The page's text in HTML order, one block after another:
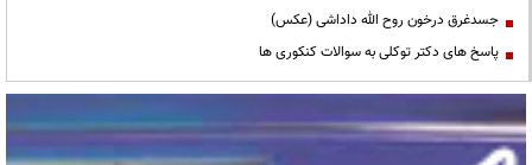
جسدغرق درخون روح الله داداشی (عکس)
پاسخ های دکتر توکلی به سوالات کنکوری ها